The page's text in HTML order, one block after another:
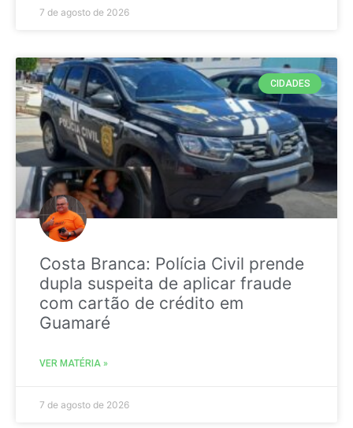
7 de agosto de 2026
CIDADES
Costa Branca: Polícia Civil prende
dupla suspeita de aplicar fraude
com cartão de crédito em
Guamaré
VER MATÉRIA »
7 de agosto de 2026